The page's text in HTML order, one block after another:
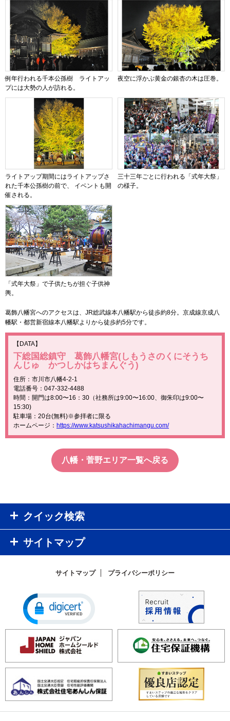
例年行われる千本公孫樹 ライトアッ
プには大勢の人が訪れる。
夜空に浮かぶ黄金の銀杏の木は圧巻。
ライトアップ期間にはライトアップさ
れた千本公孫樹の前で、 イベントも開
催される。
三十三年ごとに行われる「式年大祭」
の様子。
「式年大祭」で子供たちが担ぐ子供神
輿。
葛飾八幡宮へのアクセスは、JR総武線本八幡駅から徒歩約8分。京成線京成八
幡駅・都営新宿線本八幡駅よりから徒歩約5分です。
【DATA】
下総国総鎮守 葛飾八幡宮(しもうさのくにそうち
んじゅ かつしかはちまんぐう)
住所：市川市八幡4-2-1
電話番号：047-332-4488
時間：開門は8:00〜16：30（社務所は9:00〜16:00、御朱印は9:00〜
15:30)
駐車場：20台(無料)※参拝者に限る
ホームページ： https://www.katsushikahachimangu.com/
八幡・菅野エリア一覧へ戻る
クイック検索
サイトマップ
サイトマップ プライバシーポリシー